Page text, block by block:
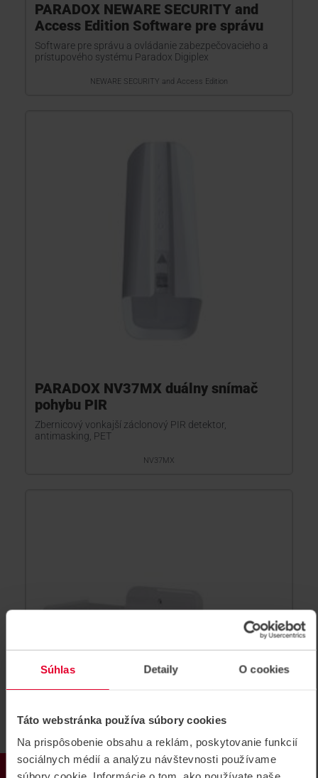
Súhlas Detaily O cookies
Táto webstránka používa súbory cookies
Na prispôsobenie obsahu a reklám, poskytovanie funkcií
sociálnych médií a analýzu návštevnosti používame
PARADOX NEWARE SECURITY and
Access Edition Software pre správu
Software pre správu a ovládanie zabezpečovacieho a
prístupového systému Paradox Digiplex
NEWARE SECURITY and Access Edition
PARADOX NV37MX duálny snímač
pohybu PIR
Zbernicový vonkajší záclonový PIR detektor,
antimasking, PET
NV37MX
PARADOX NV780MRC ochranná